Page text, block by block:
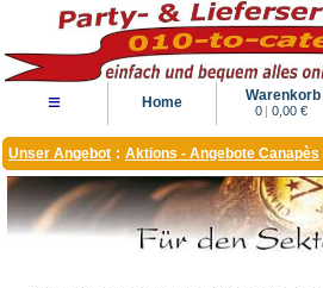
≡ Home Warenkorb
0 | 0,00 €
Unser Angebot : Aktions - Angebote Canapès